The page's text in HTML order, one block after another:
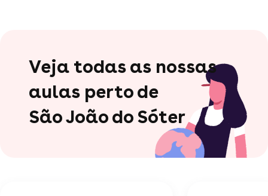
Veja todas as nossas
aulas perto de
São João do Sóter